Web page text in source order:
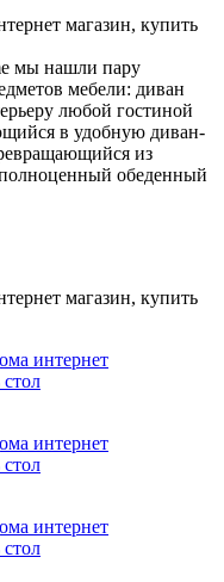
мы нашли пару
мебели: диван
любой гостиной
в удобную диван-
из
обеденный